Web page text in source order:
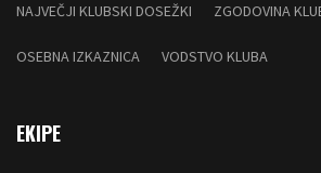
NAJVEČJI KLUBSKI DOSEŽKI ZGODOVINA
OSEBNA IZKAZNICA VODSTVO KLUBA
EKIPE